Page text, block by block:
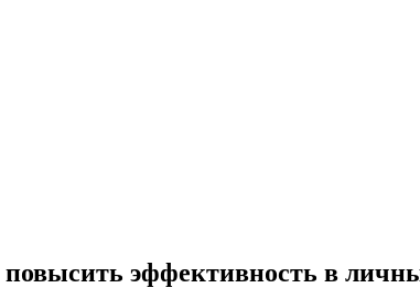
эффективность в